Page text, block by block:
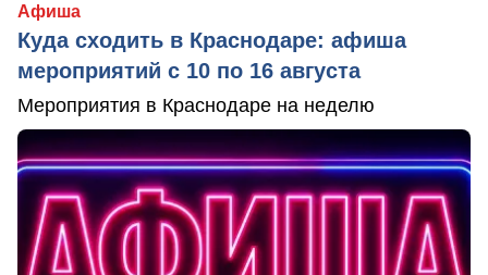
Афиша
Куда сходить в Краснодаре: афиша
мероприятий с 10 по 16 августа
Мероприятия в Краснодаре на неделю